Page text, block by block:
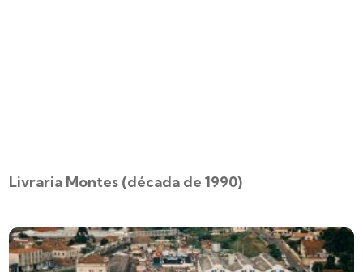
Livraria Montes (década de 1990)